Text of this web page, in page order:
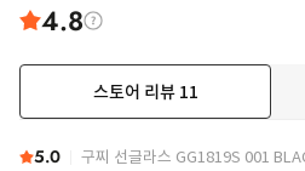
4.8
스토어 리뷰 11
5.0 구찌 선글라스 GG1819S 001